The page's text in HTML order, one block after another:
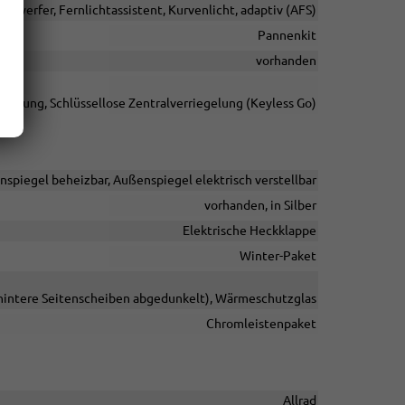
Fernlichtassistent, Kurvenlicht, adaptiv (AFS)
Pannenkit
vorhanden
Schlüssellose Zentralverriegelung (Keyless Go)
beheizbar, Außenspiegel elektrisch verstellbar
vorhanden, in Silber
Elektrische Heckklappe
Winter-Paket
Seitenscheiben abgedunkelt), Wärmeschutzglas
Chromleistenpaket
Allrad